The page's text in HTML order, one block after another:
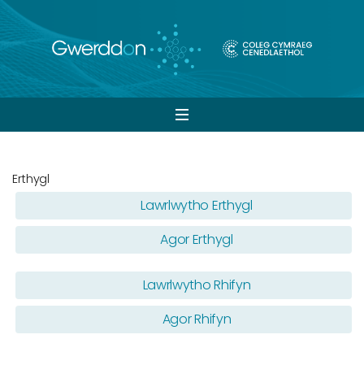
Open
Erthygl
Lawrlwytho Erthygl
Agor Erthygl
Lawrlwytho Rhifyn
Agor Rhifyn